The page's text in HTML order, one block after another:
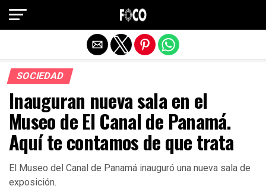
SOCIEDAD
Inauguran nueva sala en el
Museo de El Canal de Panamá.
Aquí te contamos de que trata
El Museo del Canal de Panamá inauguró una nueva sala de
exposición.
Salir de la versión móvil